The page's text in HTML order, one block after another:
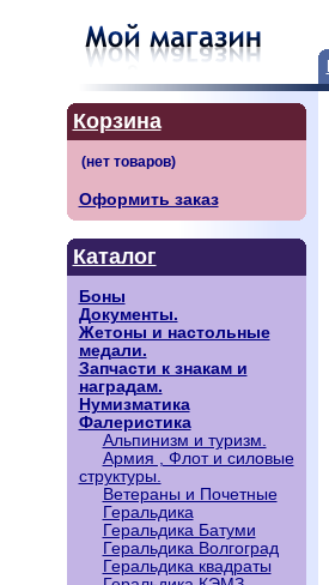
Корзина
Оформить заказ
Каталог
Боны
Документы.
Жетоны и настольные
медали.
Запчасти к знакам и
наградам.
Нумизматика
Фалеристика
Альпинизм и туризм.
Армия , Флот и силовые
структуры.
Ветераны и Почетные
Геральдика
Геральдика Батуми
Геральдика Волгоград
Геральдика квадраты